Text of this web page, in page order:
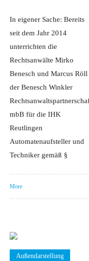
In eigener Sache: Bereits
seit dem Jahr 2014
unterrichten die
Rechtsanwälte Mirko
Benesch und Marcus Röll
der Benesch Winkler
mbB für die IHK
Reutlingen
Automatenaufsteller und
Techniker gemäß §
More
Außendarstellung